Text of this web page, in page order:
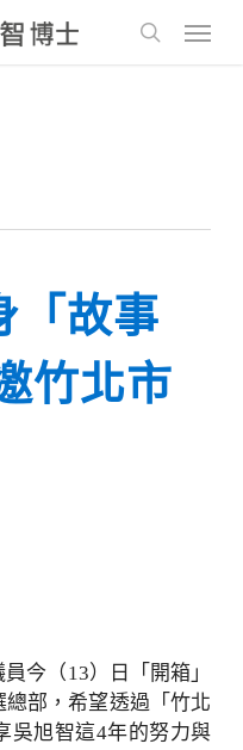
Menu
「故事
竹北市
今（13）日「開箱」
部，希望透過「竹北
吳旭智這4年的努力與